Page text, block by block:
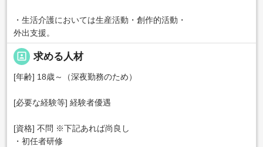
・生活介護においては生産活動・創作的活動・
外出支援。
portrait 求める人材
[年齢] 18歳～（深夜勤務のため）
[必要な経験等] 経験者優遇
[資格] 不問 ※下記あれば尚良し
・初任者研修